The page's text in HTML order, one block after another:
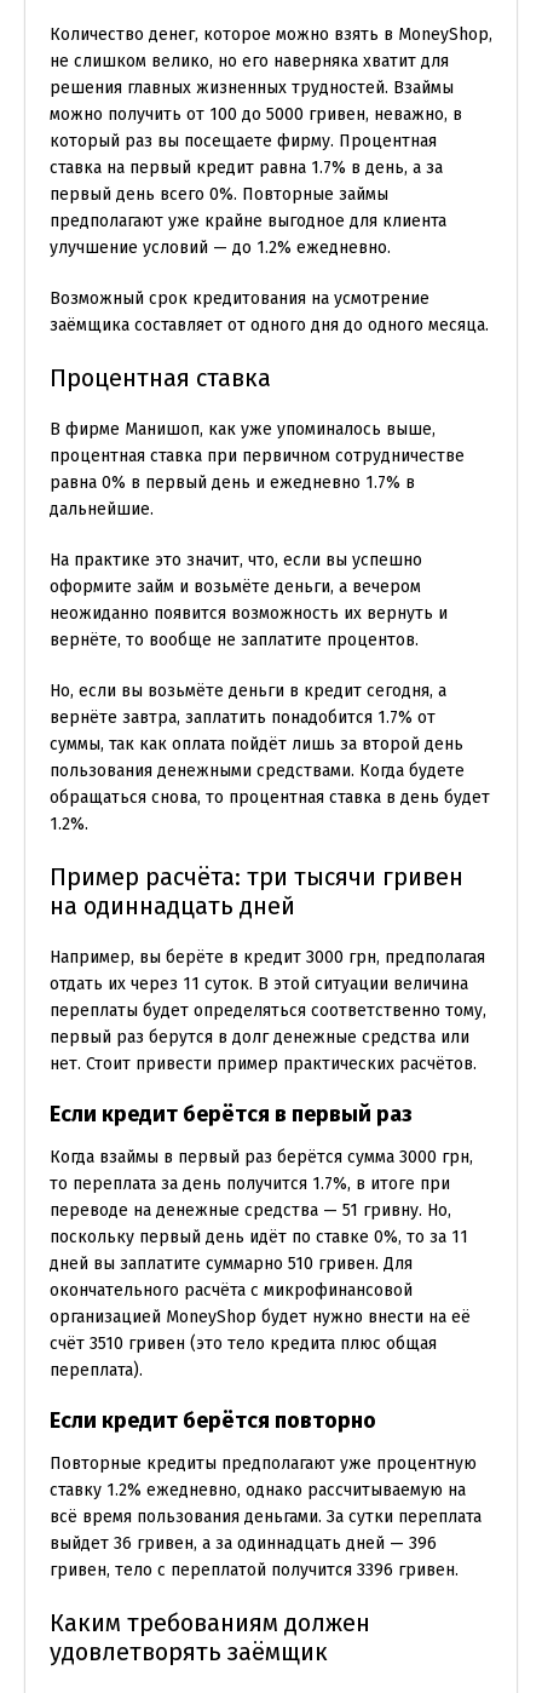
Количество денег, которое можно взять в MoneyShop,
не слишком велико, но его наверняка хватит для
решения главных жизненных трудностей. Взаймы
можно получить от 100 до 5000 гривен, неважно, в
который раз вы посещаете фирму. Процентная
ставка на первый кредит равна 1.7% в день, а за
первый день всего 0%. Повторные займы
предполагают уже крайне выгодное для клиента
улучшение условий — до 1.2% ежедневно.
Возможный срок кредитования на усмотрение
заёмщика составляет от одного дня до одного месяца.
Процентная ставка
В фирме Манишоп, как уже упоминалось выше,
процентная ставка при первичном сотрудничестве
равна 0% в первый день и ежедневно 1.7% в
дальнейшие.
На практике это значит, что, если вы успешно
оформите займ и возьмёте деньги, а вечером
неожиданно появится возможность их вернуть и
вернёте, то вообще не заплатите процентов.
Но, если вы возьмёте деньги в кредит сегодня, а
вернёте завтра, заплатить понадобится 1.7% от
суммы, так как оплата пойдёт лишь за второй день
пользования денежными средствами. Когда будете
обращаться снова, то процентная ставка в день будет
1.2%.
Пример расчёта: три тысячи гривен
на одиннадцать дней
Например, вы берёте в кредит 3000 грн, предполагая
отдать их через 11 суток. В этой ситуации величина
переплаты будет определяться соответственно тому,
первый раз берутся в долг денежные средства или
нет. Стоит привести пример практических расчётов.
Если кредит берётся в первый раз
Когда взаймы в первый раз берётся сумма 3000 грн,
то переплата за день получится 1.7%, в итоге при
переводе на денежные средства — 51 гривну. Но,
поскольку первый день идёт по ставке 0%, то за 11
дней вы заплатите суммарно 510 гривен. Для
окончательного расчёта с микрофинансовой
организацией MoneyShop будет нужно внести на её
счёт 3510 гривен (это тело кредита плюс общая
переплата).
Если кредит берётся повторно
Повторные кредиты предполагают уже процентную
ставку 1.2% ежедневно, однако рассчитываемую на
всё время пользования деньгами. За сутки переплата
выйдет 36 гривен, а за одиннадцать дней — 396
гривен, тело с переплатой получится 3396 гривен.
Каким требованиям должен
удовлетворять заёмщик